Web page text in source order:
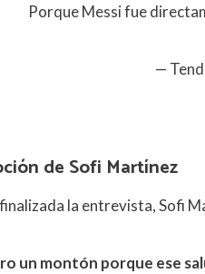
Porque Messi fue
—
de Sofi Martínez
la entrevista, Sofi
un montón porque ese